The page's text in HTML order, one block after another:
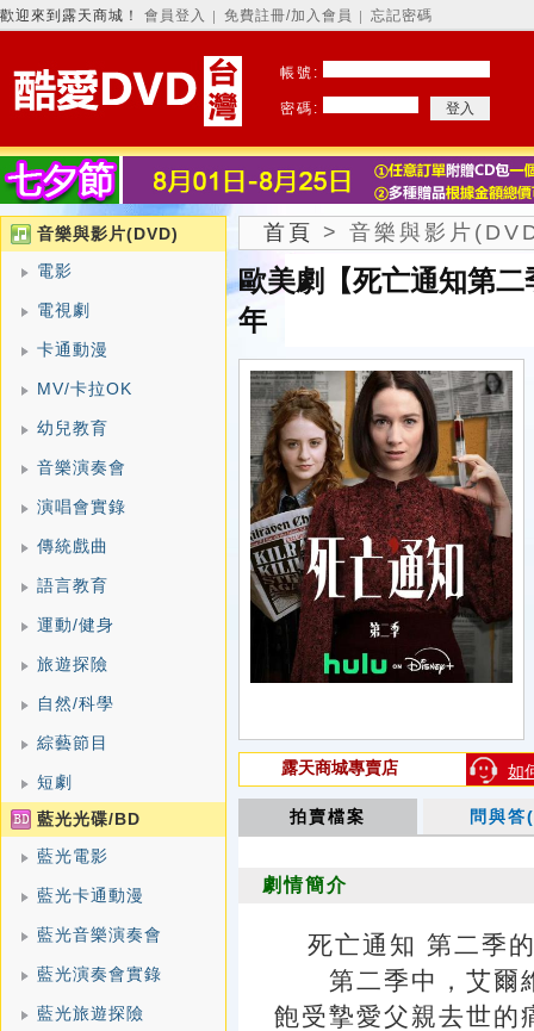
歡迎來到露天商城！ 會員登入 免費註冊/加入會員 忘記密碼
帳號:
密碼:
音樂與影片(DVD)
電影
電視劇
卡通動漫
MV/卡拉OK
幼兒教育
音樂演奏會
演唱會實錄
傳統戲曲
語言教育
運動/健身
旅遊探險
自然/科學
綜藝節目
短劇
藍光光碟/BD
藍光電影
藍光卡通動漫
藍光音樂演奏會
藍光演奏會實錄
藍光旅遊探險
首頁 > 音樂與影片
歐美劇【死亡通知第
年
如
露天商城專賣店
拍賣檔案 問與
劇情簡介
死亡通知 第二季
第二季中，艾爾
飽受摯愛父親去世的